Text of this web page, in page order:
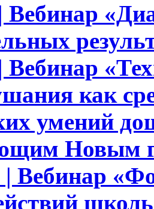
Вебинар
Вебинар
как
умений
Новым
| Вебинар